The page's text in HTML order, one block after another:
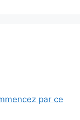
par ce